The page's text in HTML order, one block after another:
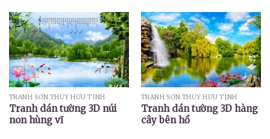
TRANH SƠN THỦY HỮU TÌNH
Tranh dán tường 3D núi
non hùng vĩ
TRANH SƠN THỦY HỮU TÌNH
Tranh dán tường 3D hàng
cây bên hồ